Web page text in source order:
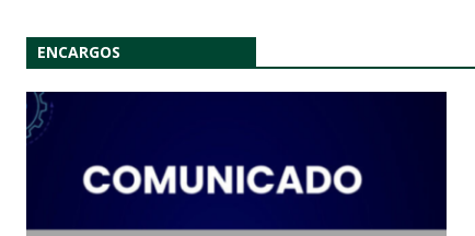
ENCARGOS